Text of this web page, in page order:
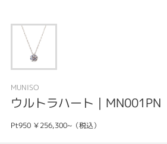
MUNISO
ウルトラハート｜MN001PN
Pt950 ￥256,300~（税込）